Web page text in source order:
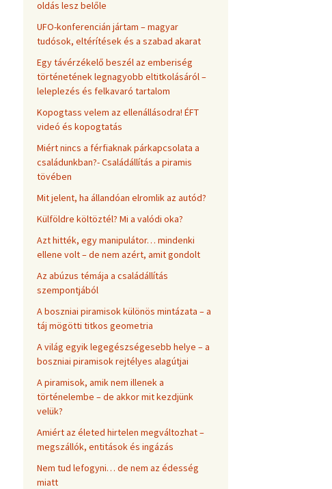
oldás lesz belőle
UFO-konferencián jártam – magyar
tudósok, eltérítések és a szabad akarat
Egy távérzékelő beszél az emberiség
történetének legnagyobb eltitkolásáról –
leleplezés és felkavaró tartalom
Kopogtass velem az ellenállásodra! ÉFT
videó és kopogtatás
Miért nincs a férfiaknak párkapcsolata a
családunkban?- Családállítás a piramis
tövében
Mit jelent, ha állandóan elromlik az autód?
Külföldre költöztél? Mi a valódi oka?
Azt hitték, egy manipulátor… mindenki
ellene volt – de nem azért, amit gondolt
Az abúzus témája a családállítás
szempontjából
A boszniai piramisok különös mintázata – a
táj mögötti titkos geometria
A világ egyik legegészségesebb helye – a
boszniai piramisok rejtélyes alagútjai
A piramisok, amik nem illenek a
történelembe – de akkor mit kezdjünk
velük?
Amiért az életed hirtelen megváltozhat –
megszállók, entitások és ingázás
Nem tud lefogyni… de nem az édesség
miatt